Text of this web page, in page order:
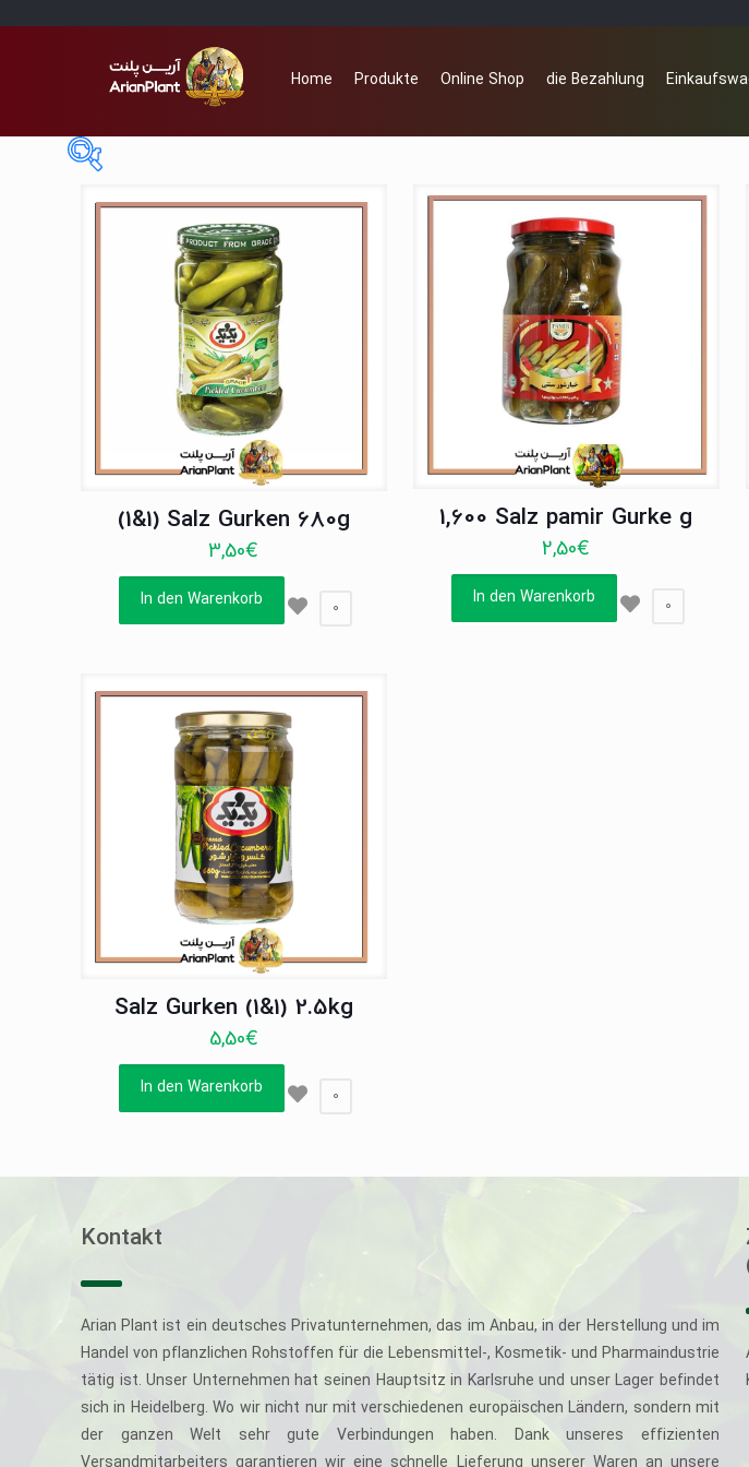
Home Produkte Online Shop die Bezahlung
2€ 10€
8 10
Auf Lager
Zum Verkauf(0)
(1&1) Salz Gurken 680g
3,50€
In den Warenkorb 0
1,600 Salz pamir Gurke g
2,50€
In den Warenkorb 0
Salz Gurken (1&1) 2.5kg
5,50€
In den Warenkorb 0
Kontakt
Arian Plant ist ein deutsches Privatunternehmen, das im Anbau, in der Herstellung und im
Handel von pflanzlichen Rohstoffen für die Lebensmittel-, Kosmetik- und Pharmaindustrie
tätig ist. Unser Unternehmen hat seinen Hauptsitz in Karlsruhe und unser Lager befindet
sich in Heidelberg. Wo wir nicht nur mit verschiedenen europäischen Ländern, sondern mit
der ganzen Welt sehr gute Verbindungen haben. Dank unseres effizienten